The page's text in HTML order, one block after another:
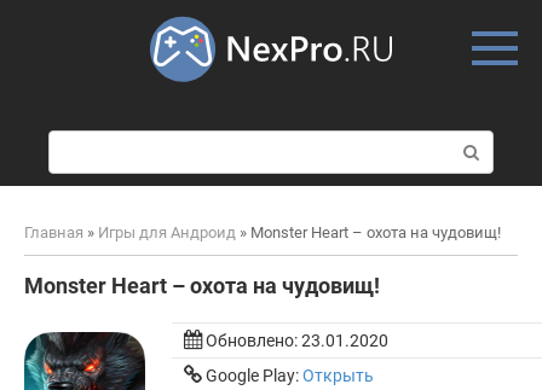
о
и
к
Главная » Игры для Андроид » Monster Heart – охота на чудовищ!
Monster Heart – охота на чудовищ!
Обновлено:23.01.2020
Google Play:Открыть